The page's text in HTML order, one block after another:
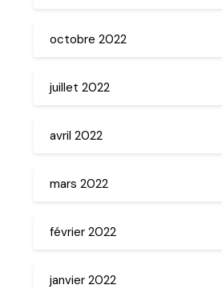
octobre 2022
juillet 2022
avril 2022
mars 2022
février 2022
janvier 2022